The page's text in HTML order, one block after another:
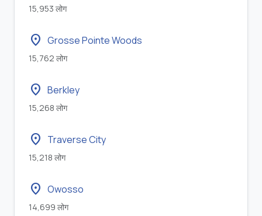
15,953 लोग
location_on Grosse Pointe Woods
15,762 लोग
location_on Berkley
15,268 लोग
location_on Traverse City
15,218 लोग
location_on Owosso
14,699 लोग